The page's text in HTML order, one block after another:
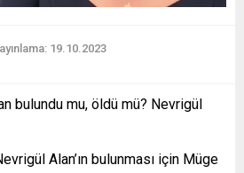
19.10.2023
bulundu mu, öldü mü? Nevrigül
Alan’ın bulunması için Müge